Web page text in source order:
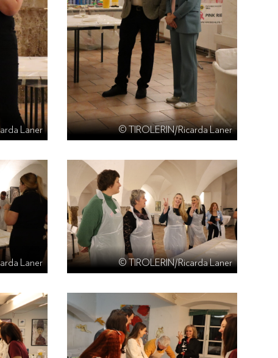
Laner © TIROLERIN/Ricarda Laner
Laner © TIROLERIN/Ricarda Laner